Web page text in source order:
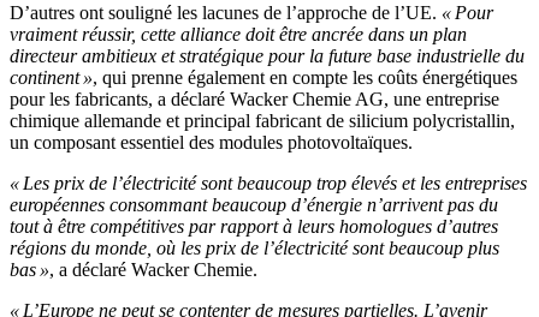
D’autres ont souligné les lacunes de l’approche de l’UE. « Pour
vraiment réussir, cette alliance doit être ancrée dans un plan
directeur ambitieux et stratégique pour la future base industrielle du
continent », qui prenne également en compte les coûts énergétiques
pour les fabricants, a déclaré Wacker Chemie AG, une entreprise
chimique allemande et principal fabricant de silicium polycristallin,
un composant essentiel des modules photovoltaïques.
« Les prix de l’électricité sont beaucoup trop élevés et les entreprises
européennes consommant beaucoup d’énergie n’arrivent pas du
tout à être compétitives par rapport à leurs homologues d’autres
régions du monde, où les prix de l’électricité sont beaucoup plus
bas », a déclaré Wacker Chemie.
« L’Europe ne peut se contenter de mesures partielles. L’avenir